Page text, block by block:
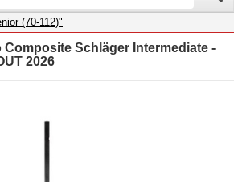
(70-112)"
Composite Schläger Intermediate -
2026